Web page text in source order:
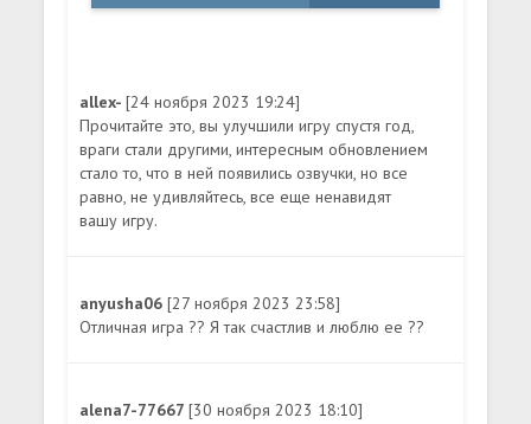
allex-[24 ноября 2023 19:24]
Прочитайте это, вы улучшили игру спустя год,
враги стали другими, интересным обновлением
стало то, что в ней появились озвучки, но все
равно, не удивляйтесь, все еще ненавидят
вашу игру.
anyusha06[27 ноября 2023 23:58]
Отличная игра ?? Я так счастлив и люблю ее ??
alena7-77667[30 ноября 2023 18:10]